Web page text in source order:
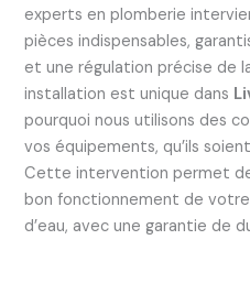
experts en plomberie
pièces indispensables,
et une régulation précise de
installation est unique dans
pourquoi nous utilisons des
vos équipements, qu’ils
Cette intervention permet
bon fonctionnement de
d’eau, avec une garantie de